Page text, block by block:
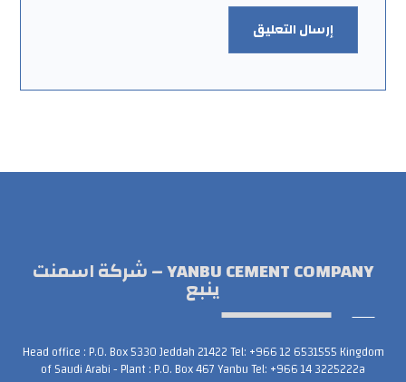
YANBU CEMENT COMPANY – شركة اسمنت
ينبع
Head office : P.O. Box 5330 Jeddah 21422 Tel: +966 12 6531555 Kingdom
of Saudi Arabi - Plant : P.O. Box 467 Yanbu Tel: +966 14 3225222a